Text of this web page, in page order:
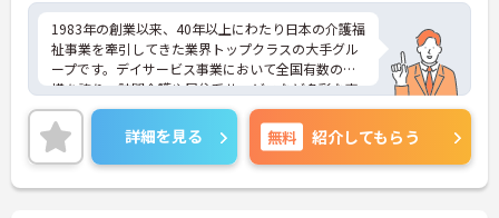
1983年の創業以来、40年以上にわたり日本の介護福
祉事業を牽引してきた業界トップクラスの大手グル
ープです。デイサービス事業において全国有数の規
模を誇り、訪問介護や居住系サービスなど多彩な事
業を展開することで、地域のあらゆるニーズにワン
ストップで応える体制を確立しています。ダイバー
シティ経営を積極的に推進し、多様な人材が能力を
発揮できる職場環境の構築に注力している点も大き
な特色です。また、大規模災害を見据えたBCP（事
詳細を見る 無料 紹介してもらう